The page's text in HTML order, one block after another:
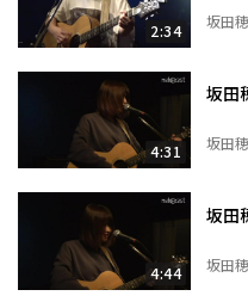
2:34 坂田
4:31
坂田
坂田
4:44
坂田
坂田